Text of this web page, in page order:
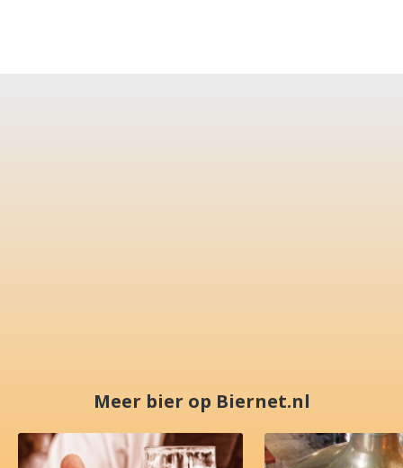
Meer bier op Biernet.nl